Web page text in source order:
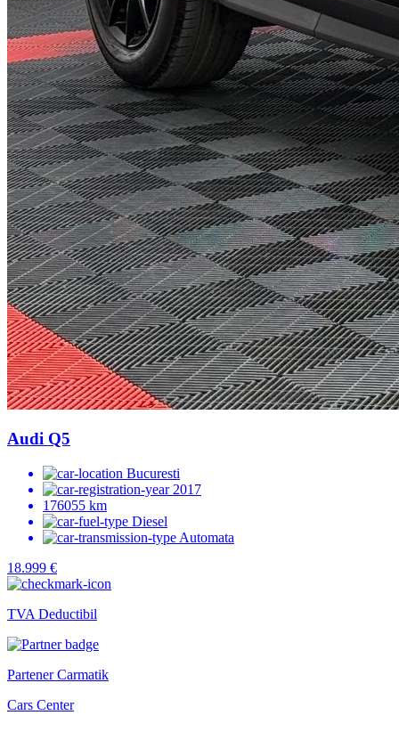
Audi Q5
Bucuresti
2017
176055 km
Diesel
Automata
18.999 €
TVA Deductibil
Partener Carmatik
Cars Center